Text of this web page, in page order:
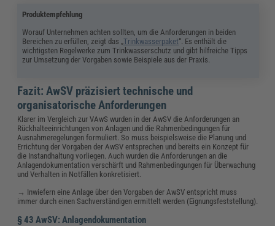
Produktempfehlung
Worauf Unternehmen achten sollten, um die Anforderungen in beiden
Bereichen zu erfüllen, zeigt das „Trinkwasserpaket“. Es enthält die
wichtigsten Regelwerke zum Trinkwasserschutz und gibt hilfreiche Tipps
zur Umsetzung der Vorgaben sowie Beispiele aus der Praxis.
Fazit: AwSV präzisiert technische und
organisatorische Anforderungen
Klarer im Vergleich zur VAwS wurden in der AwSV die Anforderungen an
Rückhalteeinrichtungen von Anlagen und die Rahmenbedingungen für
Ausnahmeregelungen formuliert. So muss beispielsweise die Planung und
Errichtung der Vorgaben der AwSV entsprechen und bereits ein Konzept für
die Instandhaltung vorliegen. Auch wurden die Anforderungen an die
Anlagendokumentation verschärft und Rahmenbedingungen für Überwachung
und Verhalten in Notfällen konkretisiert.
→ Inwiefern eine Anlage über den Vorgaben der AwSV entspricht muss
immer durch einen Sachverständigen ermittelt werden (Eignungsfeststellung).
§ 43 AwSV: Anlagendokumentation